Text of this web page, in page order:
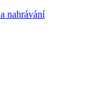
nahrávání